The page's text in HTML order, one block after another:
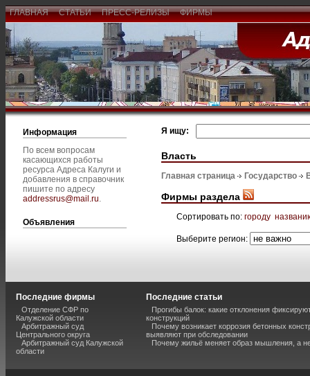
ГЛАВНАЯ СТАТЬИ ПРЕСС-РЕЛИЗЫ ФИРМЫ
Информация
По всем вопросам
касающихся работы
ресурса Адреса Калуги и
добавления в справочник
пишите по адресу
addressrus@mail.ru.
Объявления
Я ищу:
Власть
Главная страница Государство
Фирмы раздела
Сортировать по: городу
Выберите регион:
Последние фирмы
Отделение СФР по
Калужской области
Арбитражный суд
Центрального округа
Арбитражный суд Калужской
области
Последние статьи
Прогибы балок: какие отклонения
конструкций
Почему возникает коррозия бетонных
выявляют при обследовании
Почему жильё меняет образ мышления, а